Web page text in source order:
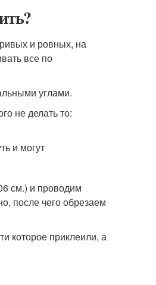
и ровных, на
все по
углами.
не делать то:
и могут
см.) и проводим
после чего обрезаем
которое приклеили, а